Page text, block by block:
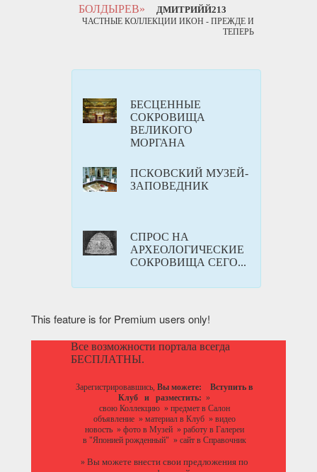
БОЛДЫРЕВ»
ДМИТРИЙЙ213
ЧАСТНЫЕ КОЛЛЕКЦИИ ИКОН - ПРЕЖДЕ И
ТЕПЕРЬ
БЕСЦЕННЫЕ
СОКРОВИЩА
ВЕЛИКОГО
МОРГАНА
ПСКОВСКИЙ МУЗЕЙ-
ЗАПОВЕДНИК
СПРОС НА
АРХЕОЛОГИЧЕСКИЕ
СОКРОВИЩА СЕГО...
This feature is for Premium users only!
Все возможности портала всегда
БЕСПЛАТНЫ.
Зарегистрировавшись, Вы можете:
Вступить в
Клуб
и разместить: »
свою Коллекцию» предмет в Салон
объявление» материал в Клуб» видео
новость» фото в Музей» работу в Галереи
в "Японией рожденный" » сайт в Справочник
» Вы можете внести свои предложенияпо